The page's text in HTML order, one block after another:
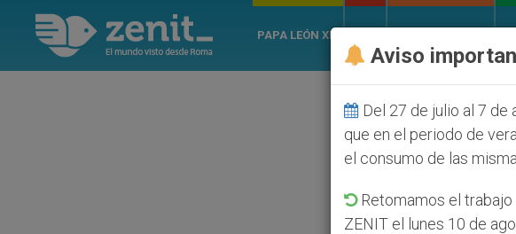
PAPA LEÓN XIV
Aviso
Del 27 de julio al 7 de
que en el periodo de
el consumo de las
Retomamos el trabajo
ZENIT el lunes 10 de